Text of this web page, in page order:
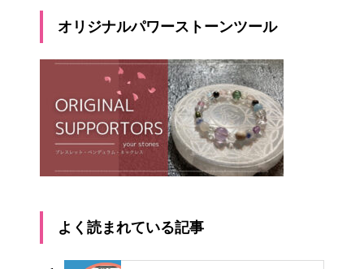
オリジナルパワーストーンツール
よく読まれている記事